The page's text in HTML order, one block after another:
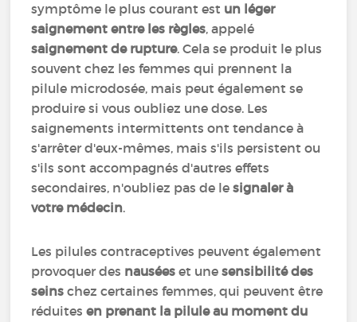
symptôme le plus courant est un léger
saignement entre les règles, appelé
saignement de rupture. Cela se produit le plus
souvent chez les femmes qui prennent la
pilule microdosée, mais peut également se
produire si vous oubliez une dose. Les
saignements intermittents ont tendance à
s'arrêter d'eux-mêmes, mais s'ils persistent ou
s'ils sont accompagnés d'autres effets
secondaires, n'oubliez pas de lesignaler à
votre médecin.
Les pilules contraceptives peuvent également
provoquer des nauséeset unesensibilité des
seins chez certaines femmes, qui peuvent être
réduitesen prenant la pilule au moment du